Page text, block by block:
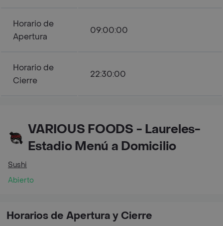
Horario de
Apertura
09:00:00
Horario de
Cierre
22:30:00
VARIOUS FOODS - Laureles-
Estadio Menú a Domicilio
Sushi
Abierto
Horarios de Apertura y Cierre